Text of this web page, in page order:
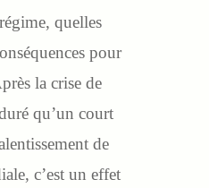
quelles
pour
la crise de
qu’un court
de
c’est un effet